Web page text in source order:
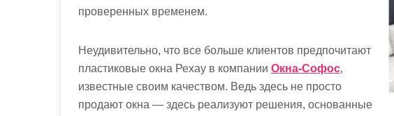
проверенных временем.
Неудивительно, что все больше клиентов предпочитают
пластиковые окна Рехау в компании Окна-Софос,
известные своим качеством. Ведь здесь не просто
продают окна — здесь реализуют решения, основанные